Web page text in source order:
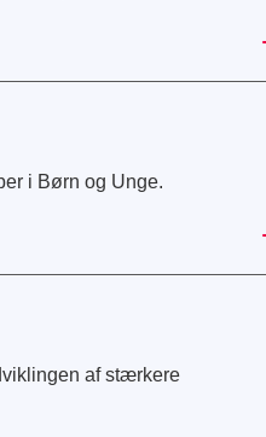
i Børn og Unge.
af stærkere